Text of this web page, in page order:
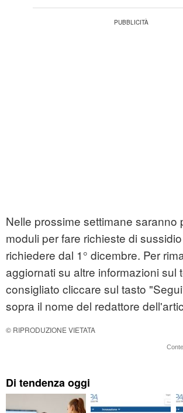
Nelle prossime settimane saranno
moduli per fare richieste di
richiedere dal 1° dicembre. Per
aggiornati su altre informazioni sul
consigliato cliccare sul tasto
sopra il nome del redattore
© RIPRODUZIONE VIETATA
Di tendenza oggi